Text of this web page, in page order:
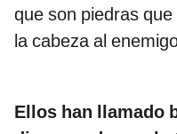
que son piedras
la cabeza al
Ellos han llamado